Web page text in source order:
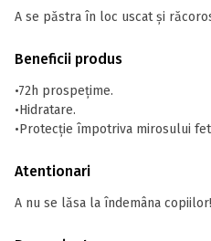
A se păstra în loc uscat și
Beneficii produs
•72h prospețime.
•Hidratare.
•Protecție împotriva mirosului
Atentionari
A nu se lăsa la îndemâna copiilor!